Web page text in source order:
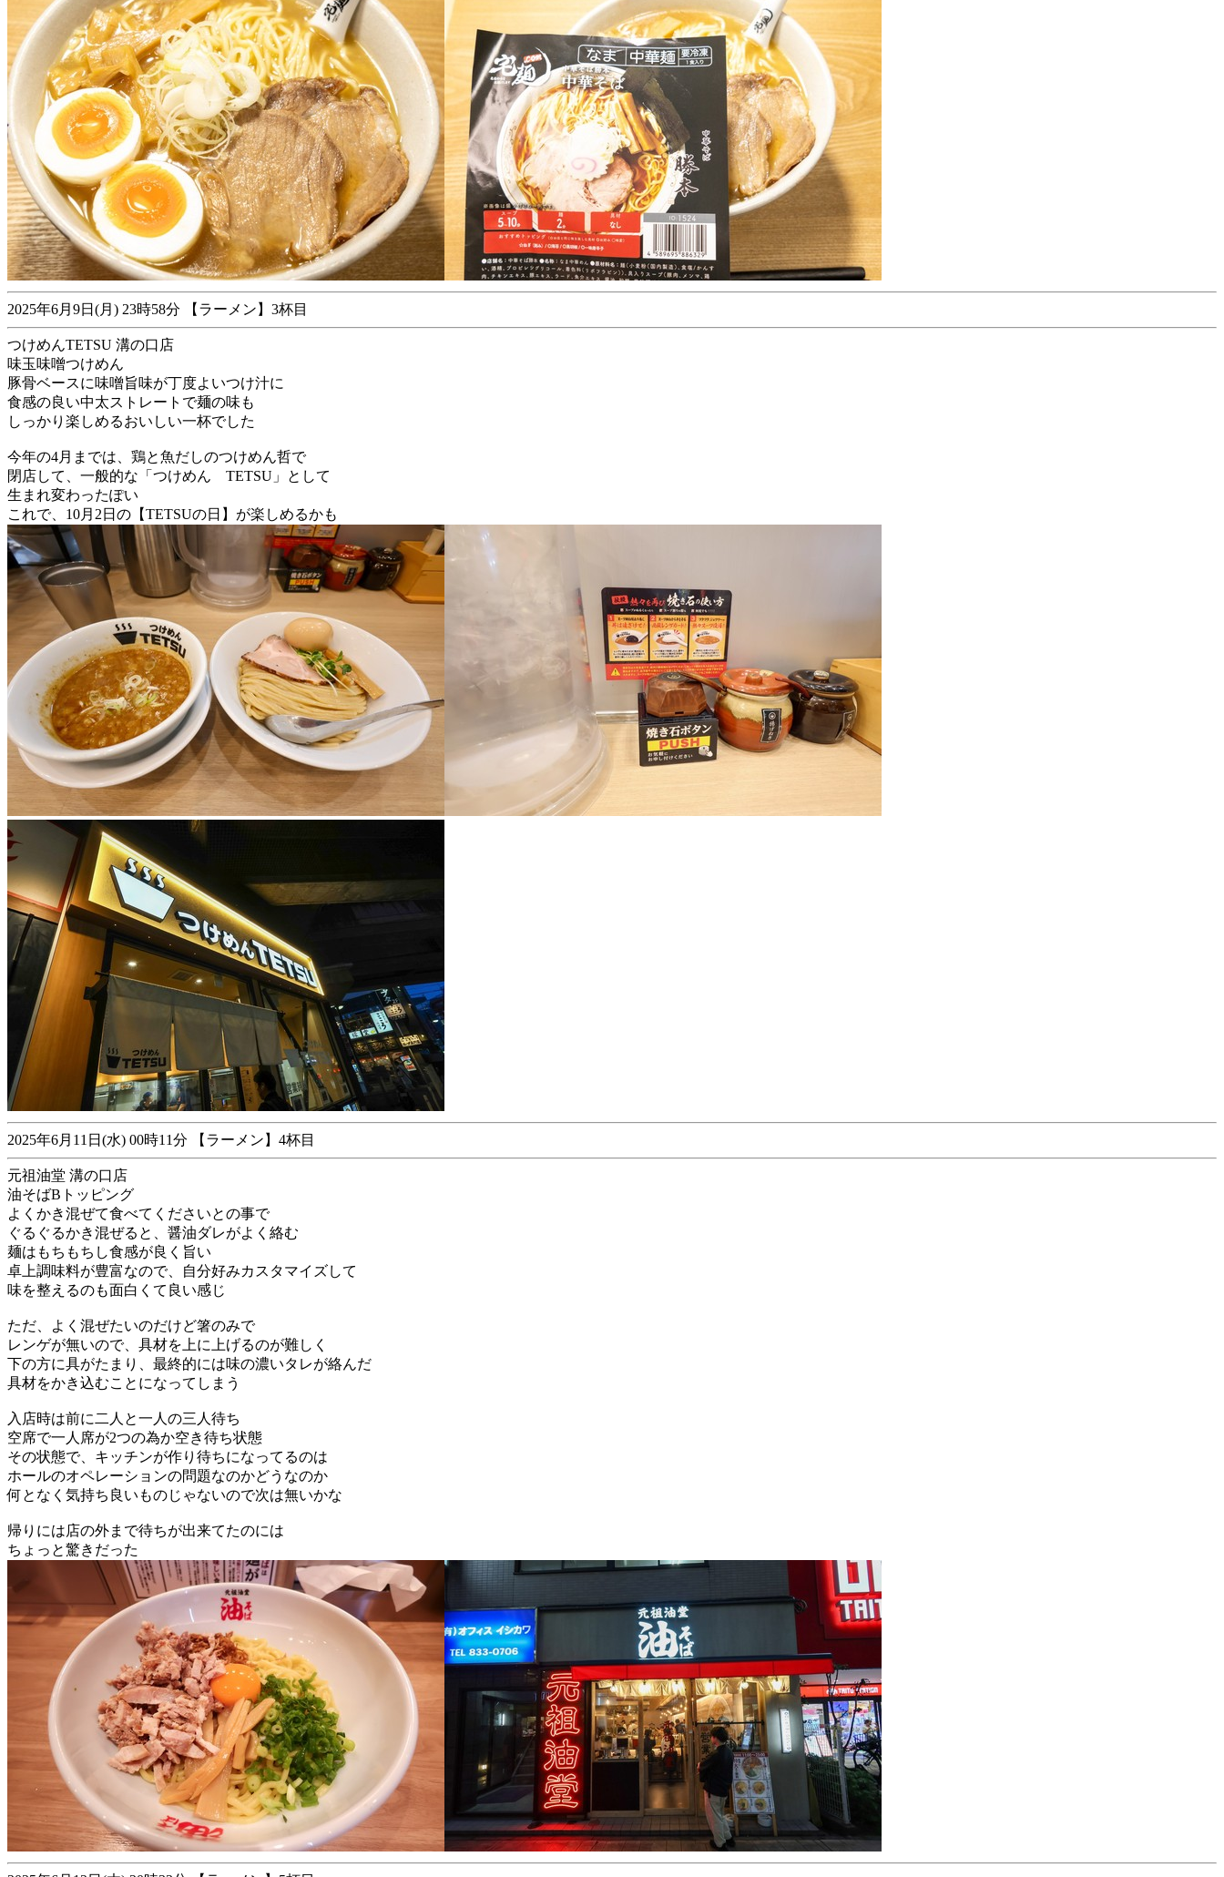
2025年6月9日(月) 23時58分 【ラーメン】3杯目
つけめんTETSU 溝の口店
味玉味噌つけめん
豚骨ベースに味噌旨味が丁度よいつけ汁に
食感の良い中太ストレートで麺の味も
しっかり楽しめるおいしい一杯でした
今年の4月までは、鶏と魚だしのつけめん哲で
閉店して、一般的な「つけめん TETSU」として
生まれ変わったぽい
これで、10月2日の【TETSUの日】が楽しめるかも
2025年6月11日(水) 00時11分 【ラーメン】4杯目
元祖油堂 溝の口店
油そばBトッピング
よくかき混ぜて食べてくださいとの事で
ぐるぐるかき混ぜると、醤油ダレがよく絡む
麺はもちもちし食感が良く旨い
卓上調味料が豊富なので、自分好みカスタマイズして
味を整えるのも面白くて良い感じ
ただ、よく混ぜたいのだけど箸のみで
レンゲが無いので、具材を上に上げるのが難しく
下の方に具がたまり、最終的には味の濃いタレが絡んだ
具材をかき込むことになってしまう
入店時は前に二人と一人の三人待ち
空席で一人席が2つの為か空き待ち状態
その状態で、キッチンが作り待ちになってるのは
ホールのオペレーションの問題なのかどうなのか
何となく気持ち良いものじゃないので次は無いかな
帰りには店の外まで待ちが出来てたのには
ちょっと驚きだった